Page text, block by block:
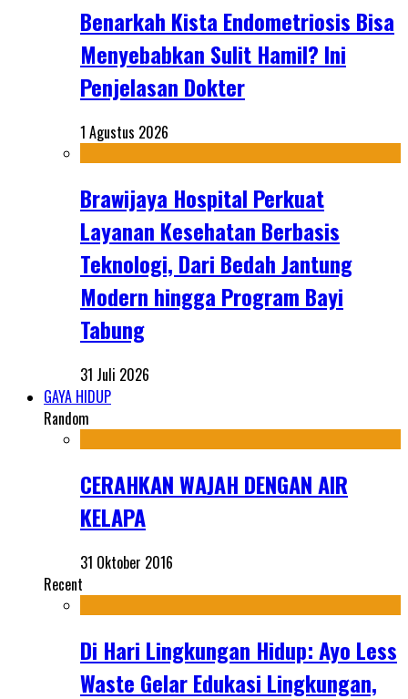
Benarkah Kista Endometriosis Bisa
Menyebabkan Sulit Hamil? Ini
Penjelasan Dokter
1 Agustus 2026
Brawijaya Hospital Perkuat
Layanan Kesehatan Berbasis
Teknologi, Dari Bedah Jantung
Modern hingga Program Bayi
Tabung
31 Juli 2026
GAYA HIDUP
Random
CERAHKAN WAJAH DENGAN AIR
KELAPA
31 Oktober 2016
Recent
Di Hari Lingkungan Hidup: Ayo Less
Waste Gelar Edukasi Lingkungan,